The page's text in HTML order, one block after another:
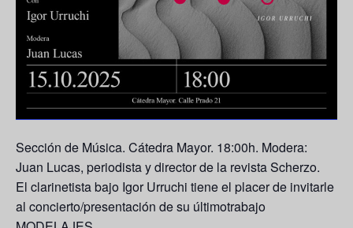
Sección de Música. Cátedra Mayor. 18:00h. Modera:
Juan Lucas, periodista y director de la revista Scherzo.
El clarinetista bajo Igor Urruchi tiene el placer de invitarle
al concierto/presentación de su últimotrabajo